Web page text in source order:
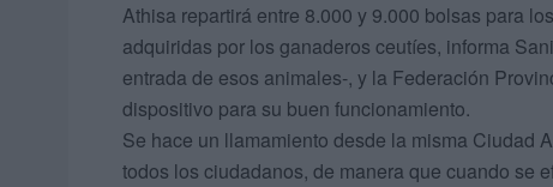
Athisa repartirá entre 8.000 y 9.000 bolsas para
adquiridas por los ganaderos ceutíes, informa
entrada de esos animales-, y la Federación
dispositivo para su buen funcionamiento.
Se hace un llamamiento desde la misma Ciudad
todos los ciudadanos, de manera que cuando se